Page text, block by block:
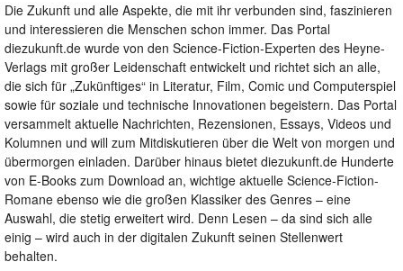
Die Zukunft und alle Aspekte, die mit ihr verbunden sind, faszinieren
und interessieren die Menschen schon immer. Das Portal
diezukunft.de wurde von den Science-Fiction-Experten des Heyne-
Verlags mit großer Leidenschaft entwickelt und richtet sich an alle,
die sich für „Zukünftiges“ in Literatur, Film, Comic und Computerspiel
sowie für soziale und technische Innovationen begeistern. Das Portal
versammelt aktuelle Nachrichten, Rezensionen, Essays, Videos und
Kolumnen und will zum Mitdiskutieren über die Welt von morgen und
übermorgen einladen. Darüber hinaus bietet diezukunft.de Hunderte
von E-Books zum Download an, wichtige aktuelle Science-Fiction-
Romane ebenso wie die großen Klassiker des Genres – eine
Auswahl, die stetig erweitert wird. Denn Lesen – da sind sich alle
einig – wird auch in der digitalen Zukunft seinen Stellenwert
behalten.